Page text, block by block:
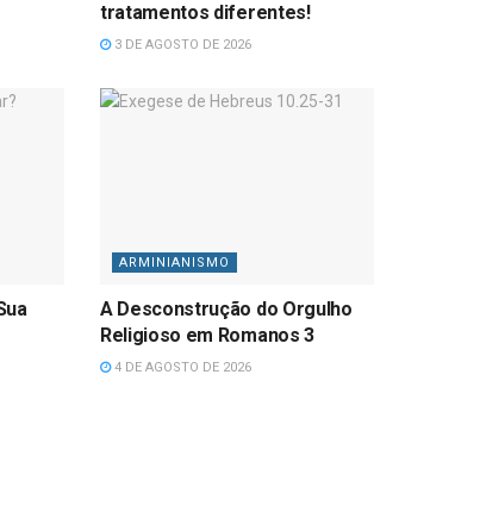
tratamentos diferentes!
3 DE AGOSTO DE 2026
ARMINIANISMO
A Desconstrução do Orgulho
Religioso em Romanos 3
4 DE AGOSTO DE 2026